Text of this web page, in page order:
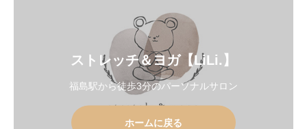
ストレッチ＆ヨガ【LiLi.】
福島駅から徒歩3分のパーソナルサロン
ホームに戻る